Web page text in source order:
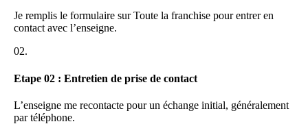
Je remplis le formulaire sur Toute la franchise pour entrer en
contact avec l’enseigne.
02.
Etape 02 : Entretien de prise de contact
L’enseigne me recontacte pour un échange initial, généralement
par téléphone.